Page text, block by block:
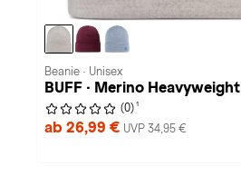
Beanie · Unisex
BUFF · Merino Heavyweight
(0) 1
ab 26,99 € UVP 34,95 €